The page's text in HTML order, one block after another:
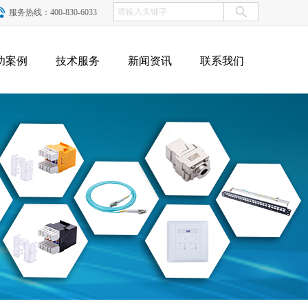
服务热线：400-830-6033
案例 技术服务 新闻资讯 联系我们